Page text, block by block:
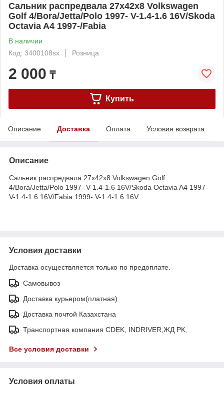
Сальник распредвала 27x42x8 Volkswagen
Golf 4/Bora/Jetta/Polo 1997- V-1.4-1.6 16V/Skoda
Octavia A4 1997-/Fabia
В наличии
Код: 3400108sx
Розница
2 000 ₸
Купить
Описание Доставка Оплата Условия возврата
Описание
Сальник распредвала 27x42x8 Volkswagen Golf
4/Bora/Jetta/Polo 1997- V-1.4-1.6 16V/Skoda Octavia A4 1997-
V-1.4-1.6 16V/Fabia 1999- V-1.4-1.6 16V
Условия доставки
Доставка осуществляется только по предоплате.
Самовывоз
Доставка курьером(платная)
Доставка почтой Казахстана
Транспортная компания CDEK, INDRIVER,ЖД РК,
Все условия доставки
Условия оплаты